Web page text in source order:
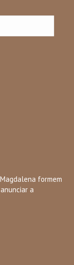
formem
a